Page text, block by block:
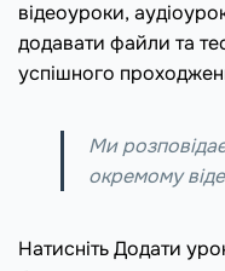
відеоуроки,
додавати файли та
успішного
Ми
окремому
Натисніть Додати